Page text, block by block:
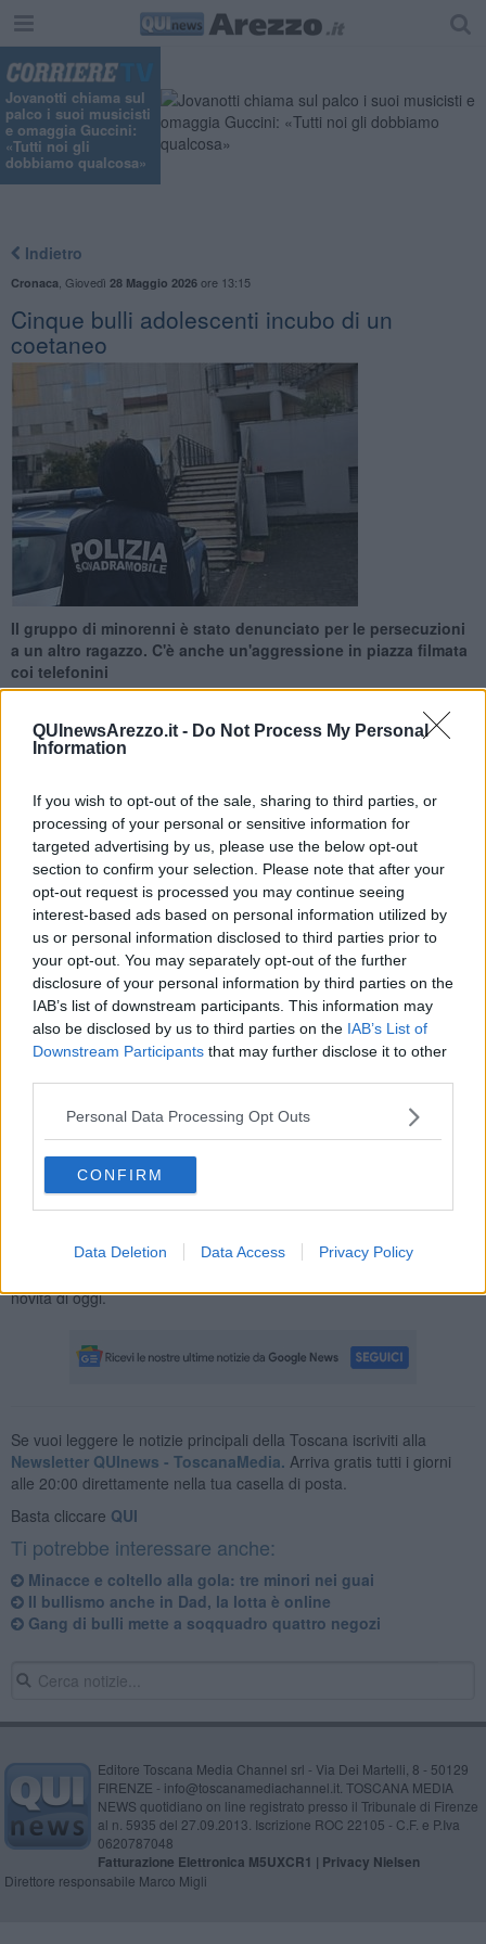
QUInewsArezzo.it - Do Not Process My Personal
Information
If you wish to opt-out of the sale, sharing to third parties, or
processing of your personal or sensitive information for
targeted advertising by us, please use the below opt-out
section to confirm your selection. Please note that after your
opt-out request is processed you may continue seeing
interest-based ads based on personal information utilized by
us or personal information disclosed to third parties prior to
your opt-out. You may separately opt-out of the further
disclosure of your personal information by third parties on the
IAB’s list of downstream participants. This information may
also be disclosed by us to third parties on the IAB’s List of
Downstream Participants that may further disclose it to other
Personal Data Processing Opt Outs
CONFIRM
Data Deletion Data Access Privacy Policy
Jovanotti chiama sul
palco i suoi musicisti
e omaggia Guccini:
«Tutti noi gli
dobbiamo qualcosa»
Indietro
Cronaca Giovedì 28 Maggio 2026ore 13:15
Cinque bulli adolescenti incubo di un
coetaneo
Il gruppo di minorenni è stato denunciato per le persecuzioni
a un altro ragazzo. C'è anche un'aggressione in piazza filmata
coi telefonini
AREZZO —Una lunga catena di atti di bullismo reali e online, un
incubo che 5 adolescenti avrebbero inflitto a un loro coetaneo per
mesi e mesi, fino a un'aggressione in piazza filmata con i telefonini
il cui video era stato messo su internet: i bulli, ragazzi fra i 15 e i 17
anni, adesso sono stati tutti denunciati, in concorso, per atti
persecutori.
Le indagini della squadra mobile di Arezzo sono state condotte
sotto la regia della procura minorile di Firenze. Ne è emerso un
quadro fatto di insulti, minacce, offese e una campagna diffamatoria
sui social a base di false accuse e contenuti umilianti in un'azione
costante di screditamento rispetto ai compagni.
E poi quel Novembre 2025. E' stato allora che il gruppo avrebbe
accerchiato e aggredito con calci e pugni il ragazzo nel mirino in
un'azione filmata dai presenti e pubblicata sui social e attraverso le
chat prima di essere segnalato sulla piattaforma YouPol, fatto che
Il mese dopo fu la madre del ragazzo a sporgere denuncia, e poco
novità di oggi.
Se vuoi leggere le notizie principali della Toscana iscriviti alla
Newsletter QUInews - ToscanaMedia. Arriva gratis tutti i giorni
alle 20:00 direttamente nella tua casella di posta.
Basta cliccare QUI
Ti potrebbe interessare anche:
Minacce e coltello alla gola: tre minori nei guai
Il bullismo anche in Dad, la lotta è online
Gang di bulli mette a soqquadro quattro negozi
Editore Toscana Media Channel srl - Via Dei Martelli, 8 - 50129
FIRENZE - info@toscanamediachannel.it. TOSCANA MEDIA
NEWS quotidiano on line registrato presso il Tribunale di Firenze
al n. 5935 del 27.09.2013. Iscrizione ROC 22105 - C.F. e P.Iva
0620787048
Fatturazione Elettronica M5UXCR1 | Privacy Nielsen
Direttore responsabile Marco Migli